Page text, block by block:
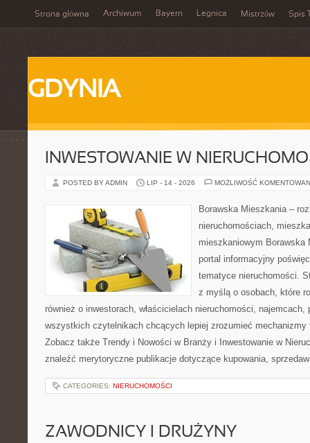
Strona główna Archiwum Bayern Legnica Mistrzów Spis
GDYNIA
INWESTOWANIE W
POSTED BY ADMIN LIP - 14 - 2026 MOŻLIWOŚĆ
Borawska Mieszkania –
nieruchomościach,
mieszkaniowym Borawska
portal informacyjny
tematyce nieruchomości.
z myślą o osobach, które
również o inwestorach, właścicielach nieruchomości, najemcach,
wszystkich czytelnikach chcących lepiej zrozumieć mechanizmy
Zobacz także Trendy i Nowości w Branży i Inwestowanie w
znaleźć merytoryczne publikacje dotyczące kupowania,
CATEGORIES: NIERUCHOMOŚCI
ZAWODNICY I DRUŻYNY